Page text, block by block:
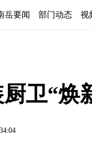
岳要闻 部门动态 视
卫“焕